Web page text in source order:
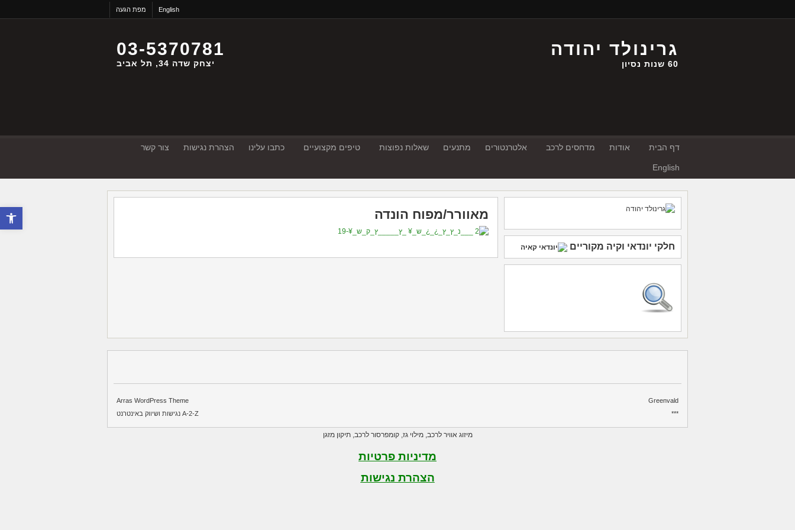
פתח
English מפת הגעה
גרינולד יהודה 03-5370781
60 שנות נסיון יצחק שדה 34, תל אביב
דף הבית אודות מדחסים לרכב אלטרנטורים מתנעים שאלות נפוצות טיפים מקצועיים כתבו עלינו הצהרת נגישות צור קשר
English
מאוורר/מפוח הונדה
חלקי יונדאי וקיה מקוריים
Arras WordPress Theme
A-2-Z נגישות ושיווק באינטרנט
Greenvald
***
מיזוג אוויר לרכב,מילוי גז,קומפרסור לרכב,תיקון מזגן
מדיניות פרטיות
הצהרת נגישות